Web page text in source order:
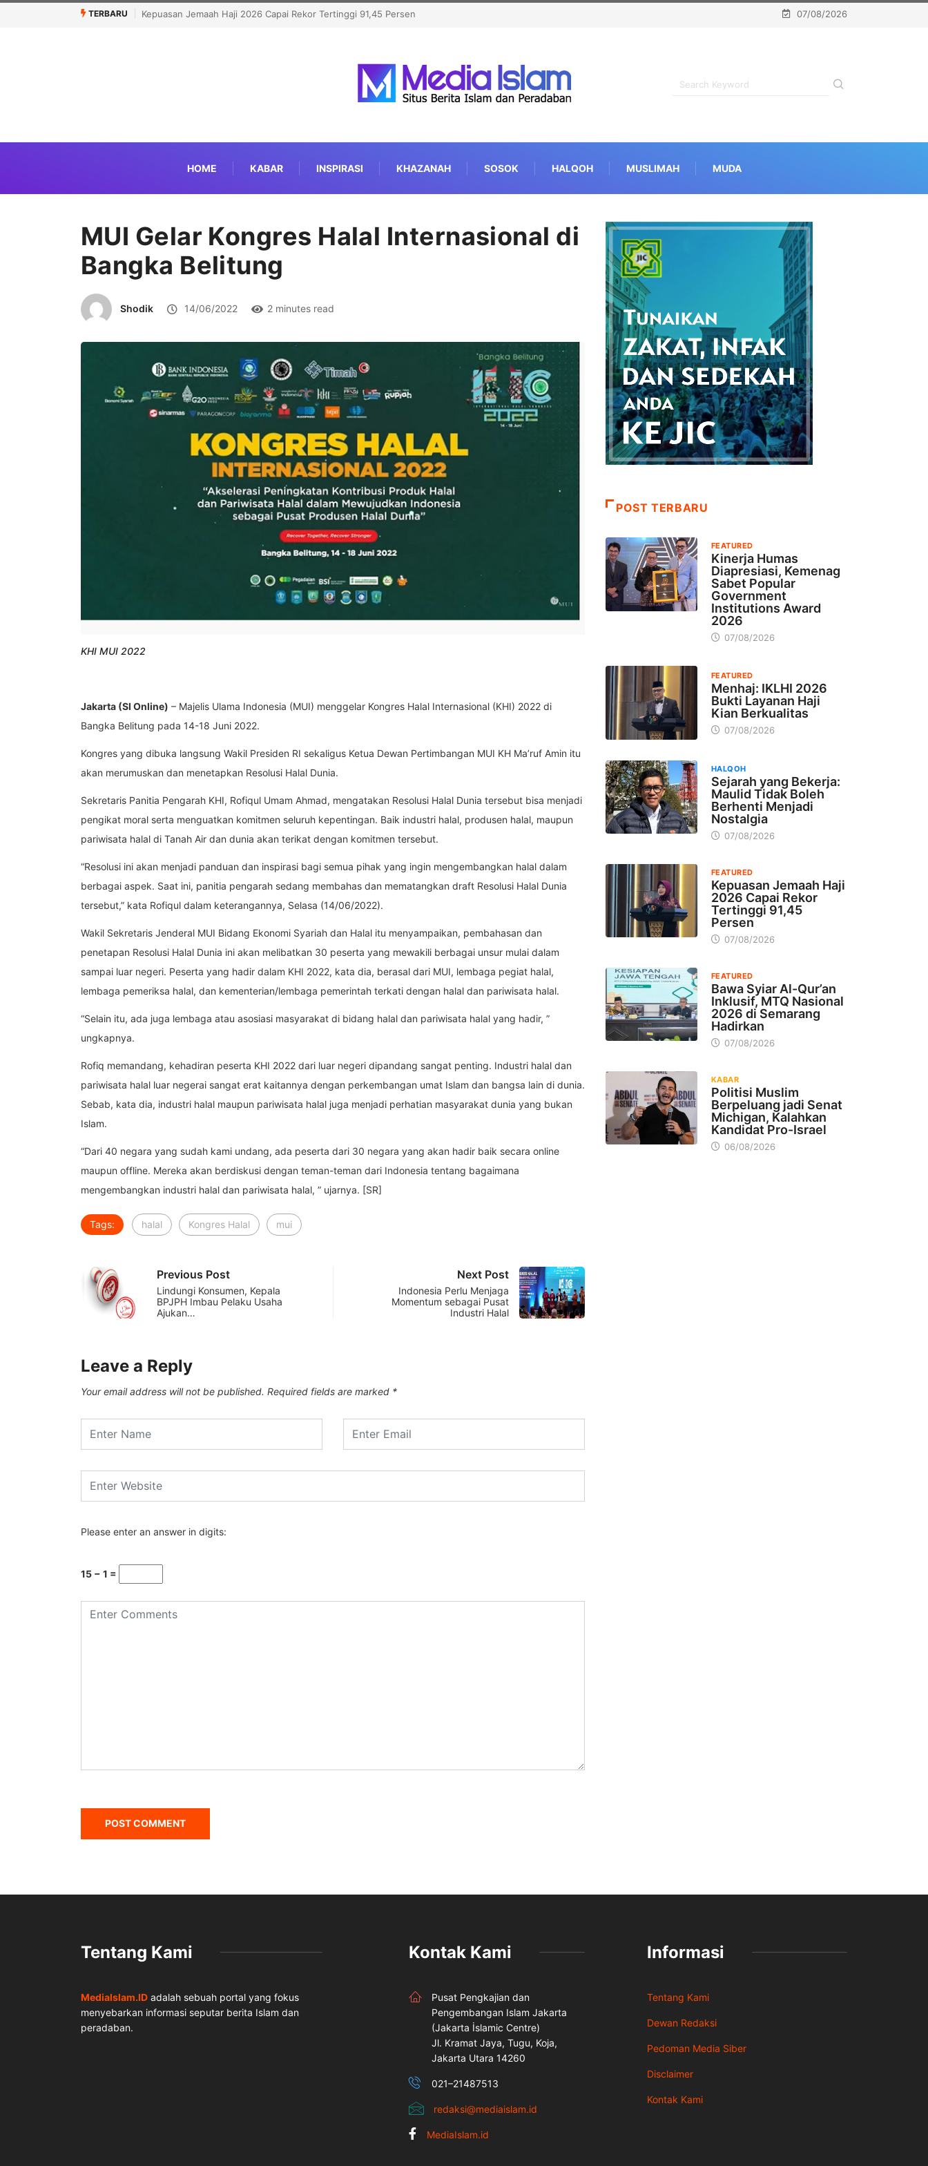
TERBARU
Jemaah Haji 2026 Capai Rekor Tertinggi 91,45 PersenBawa Syiar Al-Qur’an Inklusif, MTQ Nasional 2026 di Semarang
07/08/2026
HOME KABAR INSPIRASI KHAZANAH SOSOK HALQOH MUSLIMAH MUDA
MUI Gelar Kongres Halal Internasional di
Bangka Belitung
Shodik 14/06/2022 2 minutes read
KHI MUI 2022
Jakarta (SI Online) – Majelis Ulama Indonesia (MUI) menggelar Kongres Halal Internasional (KHI) 2022 di
Bangka Belitung pada 14-18 Juni 2022.
Kongres yang dibuka langsung Wakil Presiden RI sekaligus Ketua Dewan Pertimbangan MUI KH Ma’ruf Amin itu
akan merumuskan dan menetapkan Resolusi Halal Dunia.
Sekretaris Panitia Pengarah KHI, Rofiqul Umam Ahmad, mengatakan Resolusi Halal Dunia tersebut bisa menjadi
pengikat moral serta menguatkan komitmen seluruh kepentingan. Baik industri halal, produsen halal, maupun
pariwisata halal di Tanah Air dan dunia akan terikat dengan komitmen tersebut.
“Resolusi ini akan menjadi panduan dan inspirasi bagi semua pihak yang ingin mengembangkan halal dalam
berbagai aspek. Saat ini, panitia pengarah sedang membahas dan mematangkan draft Resolusi Halal Dunia
tersebut,” kata Rofiqul dalam keterangannya, Selasa (14/06/2022).
Wakil Sekretaris Jenderal MUI Bidang Ekonomi Syariah dan Halal itu menyampaikan, pembahasan dan
penetapan Resolusi Halal Dunia ini akan melibatkan 30 peserta yang mewakili berbagai unsur mulai dalam
sampai luar negeri. Peserta yang hadir dalam KHI 2022, kata dia, berasal dari MUI, lembaga pegiat halal,
lembaga pemeriksa halal, dan kementerian/lembaga pemerintah terkati dengan halal dan pariwisata halal.
“Selain itu, ada juga lembaga atau asosiasi masyarakat di bidang halal dan pariwisata halal yang hadir, ”
ungkapnya.
Rofiq memandang, kehadiran peserta KHI 2022 dari luar negeri dipandang sangat penting. Industri halal dan
pariwisata halal luar negerai sangat erat kaitannya dengan perkembangan umat Islam dan bangsa lain di dunia.
Sebab, kata dia, industri halal maupun pariwisata halal juga menjadi perhatian masyarakat dunia yang bukan
Islam.
“Dari 40 negara yang sudah kami undang, ada peserta dari 30 negara yang akan hadir baik secara online
maupun offline. Mereka akan berdiskusi dengan teman-teman dari Indonesia tentang bagaimana
mengembangkan industri halal dan pariwisata halal, ” ujarnya. [SR]
Tags: halal Kongres Halal mui
Previous Post
Lindungi Konsumen, Kepala
BPJPH Imbau Pelaku Usaha
Ajukan…
Next Post
Indonesia Perlu Menjaga
Momentum sebagai Pusat
Industri Halal
Leave a Reply
Your email address will not be published. Required fields are marked *
Please enter an answer in digits:
15 − 1 =
POST TERBARU
FEATURED
Kinerja Humas
Diapresiasi, Kemenag
Sabet Popular
Government
Institutions Award
2026
07/08/2026
FEATURED
Menhaj: IKLHI 2026
Bukti Layanan Haji
Kian Berkualitas
07/08/2026
HALQOH
Sejarah yang Bekerja:
Maulid Tidak Boleh
Berhenti Menjadi
Nostalgia
07/08/2026
FEATURED
Kepuasan Jemaah Haji
2026 Capai Rekor
Tertinggi 91,45
Persen
07/08/2026
FEATURED
Bawa Syiar Al-Qur’an
Inklusif, MTQ Nasional
2026 di Semarang
Hadirkan
07/08/2026
KABAR
Politisi Muslim
Berpeluang jadi Senat
Michigan, Kalahkan
Kandidat Pro-Israel
06/08/2026
Tentang Kami
MediaIslam.ID adalah sebuah portal yang fokus
menyebarkan informasi seputar berita Islam dan
peradaban.
Kontak Kami
Pusat Pengkajian dan
Pengembangan Islam Jakarta
(Jakarta İslamic Centre)
Jl. Kramat Jaya, Tugu, Koja,
Jakarta Utara 14260
021–21487513
redaksi@mediaislam.id
MediaIslam.id
Informasi
Tentang Kami
Dewan Redaksi
Pedoman Media Siber
Disclaimer
Kontak Kami